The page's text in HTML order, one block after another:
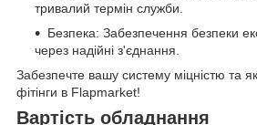
тривалий термін служби.
Безпека: Забезпечення безпеки
через надійні з'єднання.
Забезпечте вашу систему міцністю та
фітінги в Flapmarket!
Вартість обладнання